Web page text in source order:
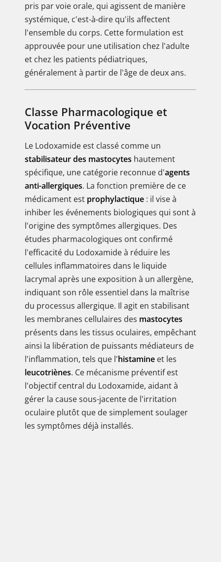
pris par voie orale, qui agissent de manière
systémique, c'est-à-dire qu'ils affectent
l'ensemble du corps. Cette formulation est
approuvée pour une utilisation chez l'adulte
et chez les patients pédiatriques,
généralement à partir de l'âge de deux ans.
Classe Pharmacologique et
Vocation Préventive
Le Lodoxamide est classé comme un
stabilisateur des mastocytes hautement
spécifique, une catégorie reconnue d'agents
anti-allergiques. La fonction première de ce
médicament est prophylactique : il vise à
inhiber les événements biologiques qui sont à
l'origine des symptômes allergiques. Des
études pharmacologiques ont confirmé
l'efficacité du Lodoxamide à réduire les
cellules inflammatoires dans le liquide
lacrymal après une exposition à un allergène,
indiquant son rôle essentiel dans la maîtrise
du processus allergique. Il agit en stabilisant
les membranes cellulaires des mastocytes
présents dans les tissus oculaires, empêchant
ainsi la libération de puissants médiateurs de
l'inflammation, tels que l'histamine et les
leucotriènes. Ce mécanisme préventif est
l'objectif central du Lodoxamide, aidant à
gérer la cause sous-jacente de l'irritation
oculaire plutôt que de simplement soulager
les symptômes déjà installés.